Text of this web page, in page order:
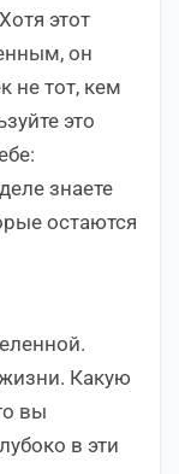
этот
он
не тот, кем
это
знаете
остаются
Какую
вы
в эти